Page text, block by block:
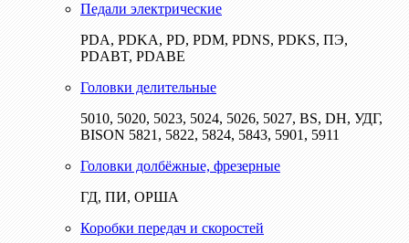
Педали электрические
PDA, PDKA, PD, PDM, PDNS, PDKS, ПЭ,
PDABT, PDABE
Головки делительные
5010, 5020, 5023, 5024, 5026, 5027, BS, DH, УДГ,
BISON 5821, 5822, 5824, 5843, 5901, 5911
Головки долбёжные, фрезерные
ГД, ПИ, ОРША
Коробки передач и скоростей